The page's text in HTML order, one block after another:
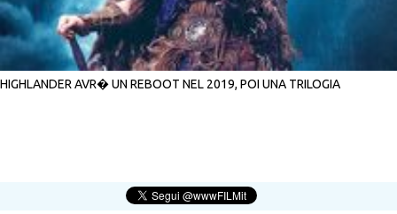
HIGHLANDER AVR� UN REBOOT NEL 2019, POI UNA TRILOGIA